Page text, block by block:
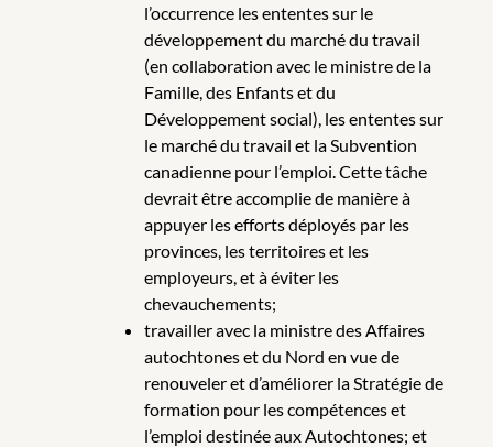
l’occurrence les ententes sur le
développement du marché du travail
(en collaboration avec le ministre de la
Famille, des Enfants et du
Développement social), les ententes sur
le marché du travail et la Subvention
canadienne pour l’emploi. Cette tâche
devrait être accomplie de manière à
appuyer les efforts déployés par les
provinces, les territoires et les
employeurs, et à éviter les
chevauchements;
travailler avec la ministre des Affaires
autochtones et du Nord en vue de
renouveler et d’améliorer la Stratégie de
formation pour les compétences et
l’emploi destinée aux Autochtones; et